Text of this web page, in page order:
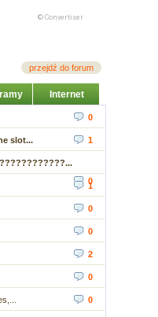
przejdź do forum
Internet
0
slot... 1
0
1
0
0
2
0
0